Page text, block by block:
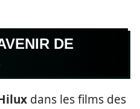
DE
dans les films des